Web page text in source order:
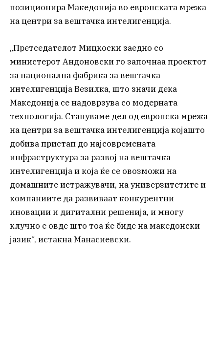
позиционира Македонија во европската мрежа
на центри за вештачка интелигенција.
„Претседателот Мицкоски заедно со
министерот Андоновски го започнаа проектот
за национална фабрика за вештачка
интелигенција Везилка, што значи дека
Македонија се надоврзува со модерната
технологија. Стануваме дел од европска мрежа
на центри за вештачка интелигенција којашто
добива пристап до најсовремената
инфраструктура за развој на вештачка
интелигенција и која ќе се овозможи на
домашните истражувачи, на универзитетите и
компаниите да развиваат конкурентни
иновации и дигитални решенија, и многу
клучно е овде што тоа ќе биде на македонски
јазик“, истакна Манасиевски.